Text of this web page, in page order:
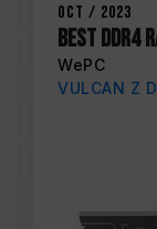
Oct / 2023
Best DDR4
WePC
VULCAN Z